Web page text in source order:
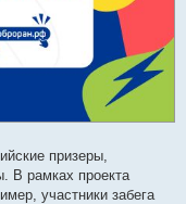
призеры,
В рамках проекта
участники забега